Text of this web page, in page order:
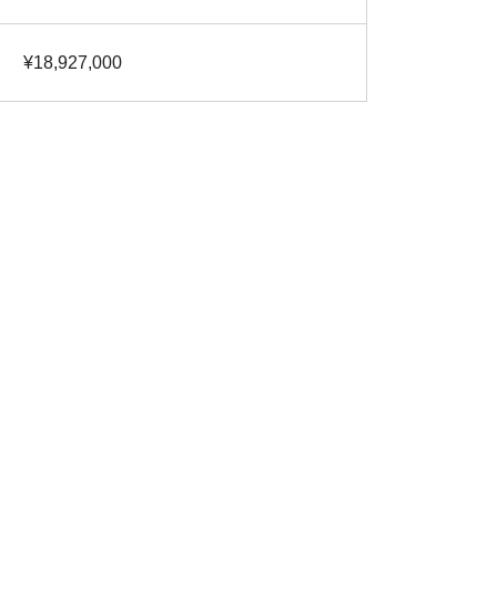
¥18,927,000